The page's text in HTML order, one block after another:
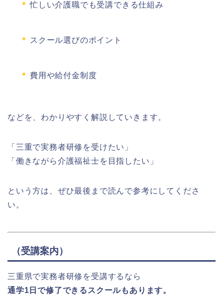
忙しい介護職でも受講できる仕組み
スクール選びのポイント
費用や給付金制度
などを、わかりやすく解説していきます。
「三重で実務者研修を受けたい」
「働きながら介護福祉士を目指したい」
という方は、ぜひ最後まで読んで参考にしてくださ
い。
（受講案内）
三重県で実務者研修を受講するなら
通学1日で修了できるスクールもあります。